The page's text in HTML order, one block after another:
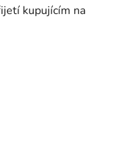
kupujícím na